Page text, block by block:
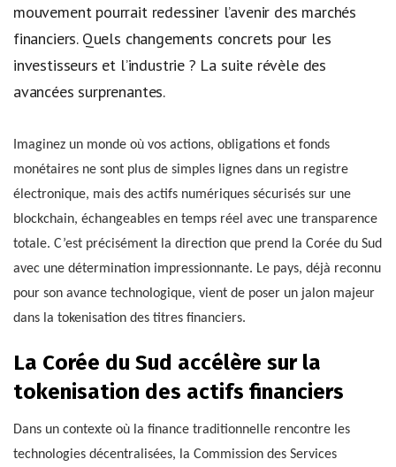
mouvement pourrait redessiner l’avenir des marchés
financiers. Quels changements concrets pour les
investisseurs et l’industrie ? La suite révèle des
avancées surprenantes.
Imaginez un monde où vos actions, obligations et fonds
monétaires ne sont plus de simples lignes dans un registre
électronique, mais des actifs numériques sécurisés sur une
blockchain, échangeables en temps réel avec une transparence
totale. C’est précisément la direction que prend la Corée du Sud
avec une détermination impressionnante. Le pays, déjà reconnu
pour son avance technologique, vient de poser un jalon majeur
dans la tokenisation des titres financiers.
La Corée du Sud accélère sur la
tokenisation des actifs financiers
Dans un contexte où la finance traditionnelle rencontre les
technologies décentralisées, la Commission des Services